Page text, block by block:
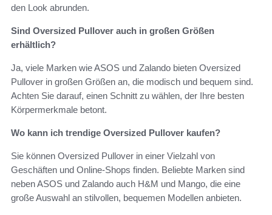
den Look abrunden.
Sind Oversized Pullover auch in großen Größen
erhältlich?
Ja, viele Marken wie ASOS und Zalando bieten Oversized
Pullover in großen Größen an, die modisch und bequem sind.
Achten Sie darauf, einen Schnitt zu wählen, der Ihre besten
Körpermerkmale betont.
Wo kann ich trendige Oversized Pullover kaufen?
Sie können Oversized Pullover in einer Vielzahl von
Geschäften und Online-Shops finden. Beliebte Marken sind
neben ASOS und Zalando auch H&M und Mango, die eine
große Auswahl an stilvollen, bequemen Modellen anbieten.